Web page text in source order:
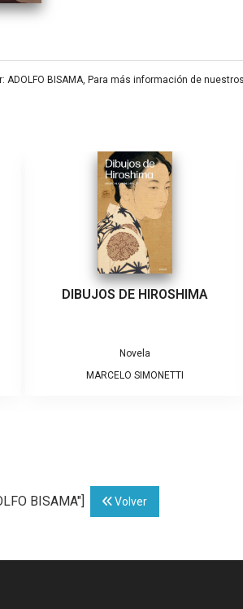
ADOLFO BISAMA, Para más información de
DIBUJOS DE HIROSHIMA
Novela
MARCELO SIMONETTI
BISAMA"] Volver